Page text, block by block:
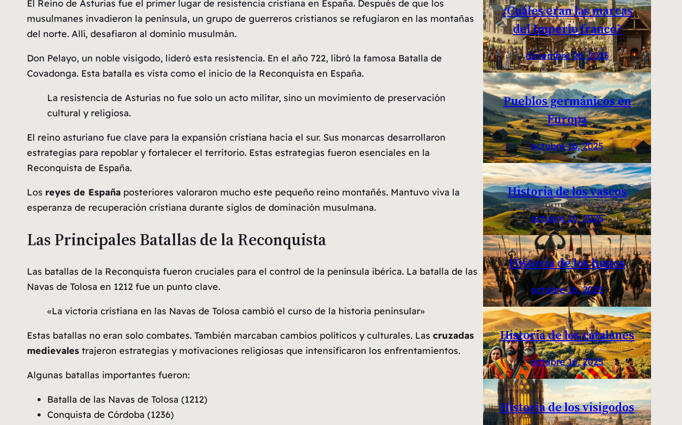
El Reino de Asturias fue el primer lugar de resistencia cristiana en España. Después de que los
musulmanes invadieron la península, un grupo de guerreros cristianos se refugiaron en las montañas
del norte. Allí, desafiaron al dominio musulmán.
Don Pelayo, un noble visigodo, lideró esta resistencia. En el año 722, libró la famosa Batalla de
Covadonga. Esta batalla es vista como el inicio de la Reconquista en España.
La resistencia de Asturias no fue solo un acto militar, sino un movimiento de preservación
cultural y religiosa.
El reino asturiano fue clave para la expansión cristiana hacia el sur. Sus monarcas desarrollaron
estrategias para repoblar y fortalecer el territorio. Estas estrategias fueron esenciales en la
Reconquista de España.
Los reyes de Españaposteriores valoraron mucho este pequeño reino montañés. Mantuvo viva la
esperanza de recuperación cristiana durante siglos de dominación musulmana.
Las Principales Batallas de la Reconquista
Las batallas de la Reconquista fueron cruciales para el control de la península ibérica. La batalla de las
Navas de Tolosa en 1212 fue un punto clave.
«La victoria cristiana en las Navas de Tolosa cambió el curso de la historia peninsular»
Estas batallas no eran solo combates. También marcaban cambios políticos y culturales. Las cruzadas
medievalestrajeron estrategias y motivaciones religiosas que intensificaron los enfrentamientos.
Algunas batallas importantes fueron:
Batalla de las Navas de Tolosa (1212)
Conquista de Córdoba (1236)
¿Cuáles eran las marcas
del Imperio franco?
diciembre 26, 2025
Pueblos germánicos en
Europa
octubre 16, 2025
Historia de los vascos
octubre 16, 2025
Historia de los hunos
octubre 16, 2025
Historia de los catalanes
octubre 16, 2025
Historia de los visigodos